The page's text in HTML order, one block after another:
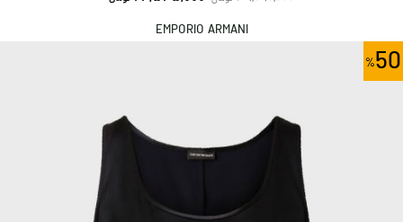
EMPORIO ARMANI
50